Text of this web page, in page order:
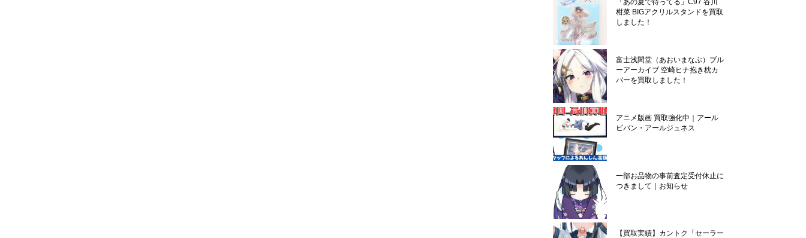
「あの夏で待ってる」C97 谷川
柑菜 BIGアクリルスタンドを買取
しました！
富士浅間堂（あおいまなぶ）ブル
ーアーカイブ 空崎ヒナ抱き枕カ
バーを買取しました！
アニメ版画 買取強化中｜アール
ビバン・アールジュネス
一部お品物の事前査定受付休止に
つきまして｜お知らせ
【買取実績】カントク「セーラー